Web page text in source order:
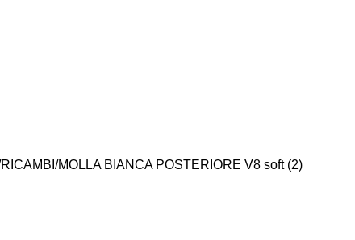
RICAMBI MOLLA BIANCA POSTERIORE V8 soft (2)